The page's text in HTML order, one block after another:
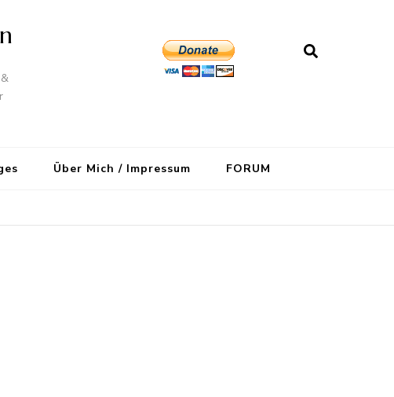
Über Mich / Impressum FORUM